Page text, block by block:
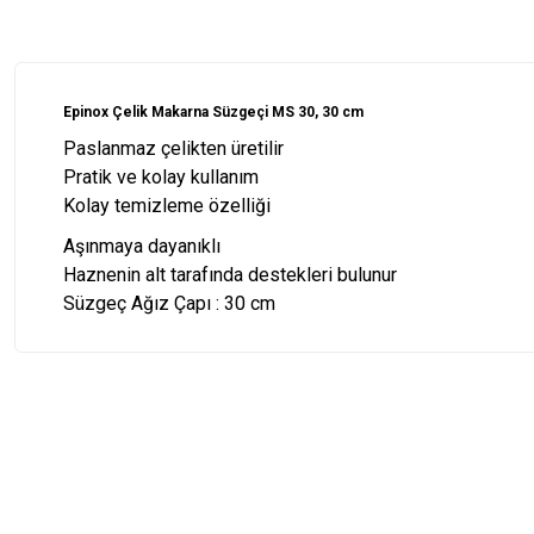
Epinox Çelik Makarna Süzgeçi MS 30, 30 cm
Paslanmaz çelikten üretilir
Pratik ve kolay kullanım
Kolay temizleme özelliği
Aşınmaya dayanıklı
Haznenin alt tarafında destekleri bulunur
Süzgeç Ağız Çapı : 30 cm